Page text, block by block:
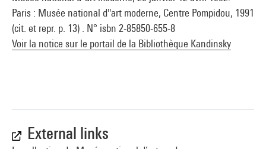
Paris : Musée national d''art moderne, Centre Pompidou, 1991
(cit. et repr. p. 13) . N° isbn 2-85850-655-8
Voir la notice sur le portail de la Bibliothèque Kandinsky
External links